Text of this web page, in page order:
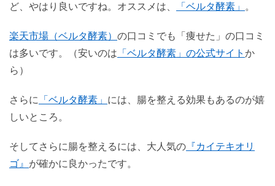
ど、やはり良いですね。オススメは、
「ベルタ酵素」 。
楽天市場（ベルタ酵素） の口コミでも「痩せた」の口コミ
は多いです。（安いのは 「ベルタ酵素」の公式サイト か
ら）
さらに 「ベルタ酵素」 には、腸を整える効果もあるのが嬉
しいところ。
そしてさらに腸を整えるには、大人気の 『カイテキオリ
ゴ』 が確かに良かったです。